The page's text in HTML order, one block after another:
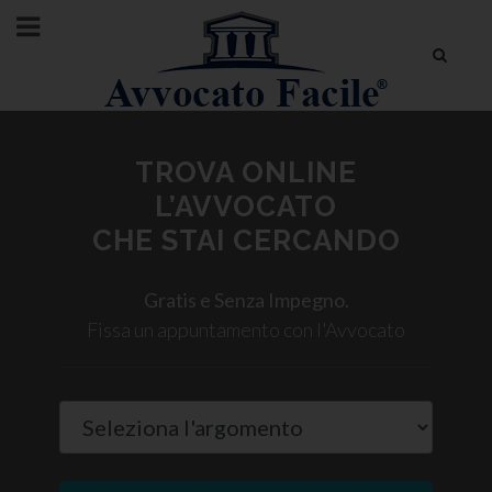
TROVA ONLINE
L’AVVOCATO
CHE STAI CERCANDO
Gratis e Senza Impegno.
Fissa un appuntamento con l'Avvocato